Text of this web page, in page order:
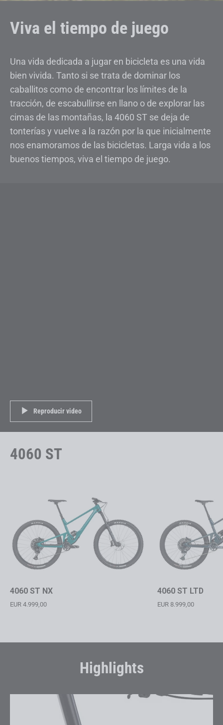
Viva el tiempo de juego
Una vida dedicada a jugar en bicicleta es una vida
bien vivida. Tanto si se trata de dominar los
caballitos como de encontrar los límites de la
tracción, de escabullirse en llano o de explorar las
cimas de las montañas, la 4060 ST se deja de
tonterías y vuelve a la razón por la que inicialmente
nos enamoramos de las bicicletas. Larga vida a los
buenos tiempos, viva el tiempo de juego.
Reproducir video
4060 ST
4060 ST NX
EUR 4.999,00
4060 ST LTD
EUR 8.999,00
Highlights